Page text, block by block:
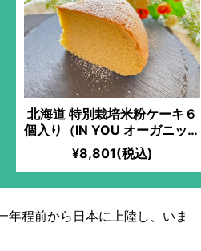
北海道 特別栽培米粉ケーキ６
個入り（IN YOU オーガニック
使用）｜無農薬・無化学肥料
で栽培した北海道産「ゆきひ
かり」×北海道のおいしい食材
のコラボスイーツ！
¥8,801(税込)
程前から日本に上陸し、いま